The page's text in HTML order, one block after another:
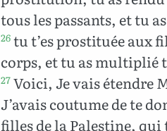
tous les passants, et tu
26 tu t’es prostituée aux
corps, et tu as multiplié
27 Voici, Je vais étendre
J’avais coutume de te
filles de la Palestine, qui